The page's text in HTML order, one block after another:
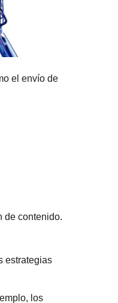
el envío de
de contenido.
estrategias
los